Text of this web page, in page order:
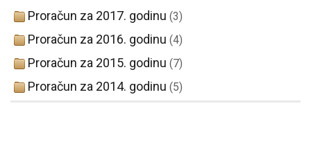
Proračun za 2017. godinu (3)
Proračun za 2016. godinu (4)
Proračun za 2015. godinu (7)
Proračun za 2014. godinu (5)